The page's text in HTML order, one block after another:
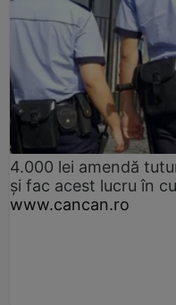
4.000 lei amendă
și fac acest lucru în
www.cancan.ro